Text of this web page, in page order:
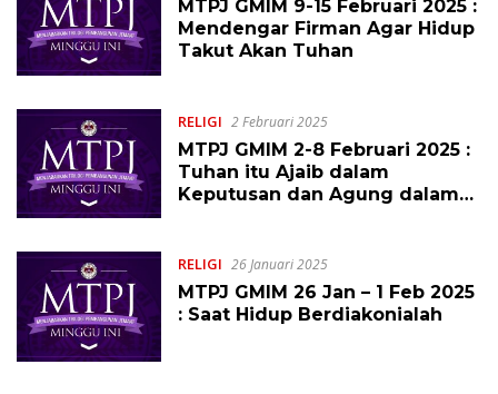
MTPJ GMIM 9-15 Februari 2025 :
Mendengar Firman Agar Hidup
Takut Akan Tuhan
RELIGI 2 Februari 2025
MTPJ GMIM 2-8 Februari 2025 :
Tuhan itu Ajaib dalam
Keputusan dan Agung dalam
RELIGI 26 Januari 2025
MTPJ GMIM 26 Jan – 1 Feb 2025
: Saat Hidup Berdiakonialah